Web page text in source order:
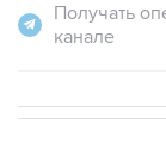
Получать
канале